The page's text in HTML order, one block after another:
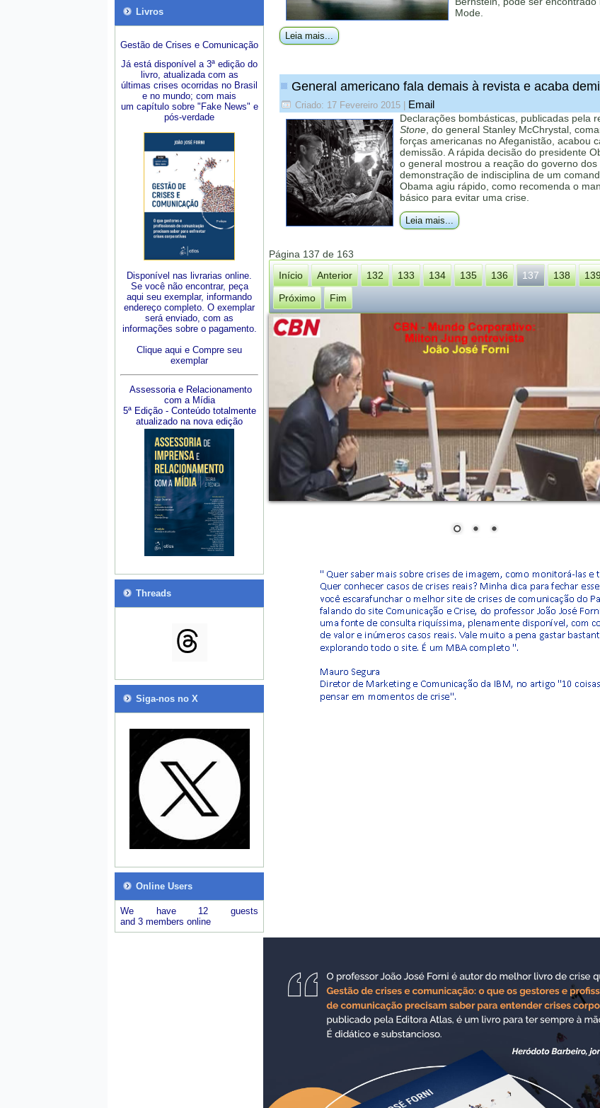
Livros
Gestão de Crises e Comunicação
Já está disponível a 3ª edição do
livro, atualizada com as
últimas crises ocorridas no Brasil
e no mundo; com mais
um capítulo sobre "Fake News" e
pós-verdade
Disponível nas livrarias online.
Se você não encontrar, peça
aqui seu exemplar, informando
endereço completo. O exemplar
será enviado, com as
informações sobre o pagamento.
Clique aqui e Compre seu
exemplar
Assessoria e Relacionamento
com a Mídia
5ª Edição - Conteúdo totalmente
atualizado na nova edição
Threads
Siga-nos no X
Online Users
We have 12 guests
and 3 members online
Mode.
Leia mais...
General americano fala demais à revista e acaba
Criado: 17 Fevereiro 2015 Email
Declarações bombásticas, publicadas pela
Stone , do general Stanley McChrystal,
forças americanas no Afeganistão, acabou
demissão. A rápida decisão do presidente
o general mostrou a reação do governo dos
demonstração de indisciplina de um
Obama agiu rápido, como recomenda o
básico para evitar uma crise.
Leia mais...
Página 137 de 163
Início
Anterior 132 133 134 135 136 137 138
Próximo
Fim